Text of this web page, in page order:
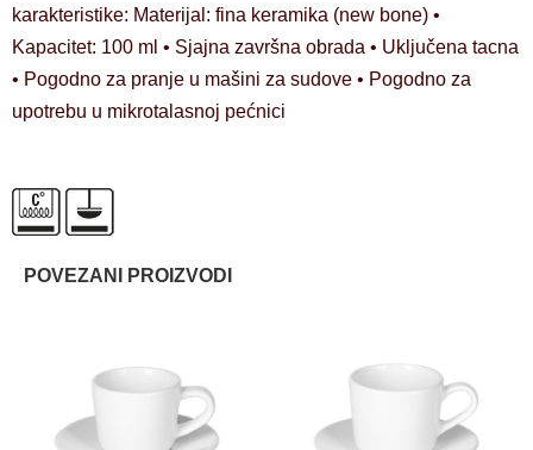
karakteristike: Materijal: fina keramika (new bone) •
Kapacitet: 100 ml • Sjajna završna obrada • Uključena tacna
• Pogodno za pranje u mašini za sudove • Pogodno za
upotrebu u mikrotalasnoj pećnici
POVEZANI PROIZVODI